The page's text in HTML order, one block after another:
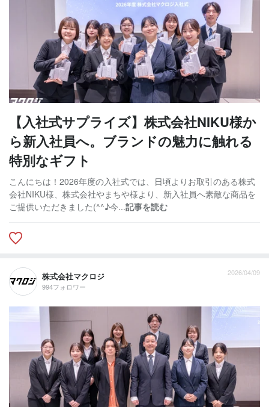
【入社式サプライズ】株式会社NIKU様か
ら新入社員へ。ブランドの魅力に触れる
特別なギフト
こんにちは！2026年度の入社式では、日頃よりお取引のある株式
会社NIKU様、株式会社やまちや様より、新入社員へ素敵な商品を
ご提供いただきました(^^♪今...記事を読む
株式会社マクロジ
994フォロワー
2026/04/09